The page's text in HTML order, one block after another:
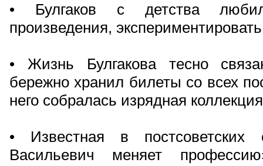
• Булгаков с детства
произведения,
• Жизнь Булгакова тесно
бережно хранил билеты со всех
него собралась изрядная
• Известная в постсоветских
Васильевич меняет